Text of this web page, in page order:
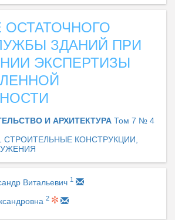
ОСТАТОЧНОГО
ЗДАНИЙ ПРИ
ЭКСПЕРТИЗЫ
И АРХИТЕКТУРА Том 7 № 4
СТРОИТЕЛЬНЫЕ КОНСТРУКЦИИ,
Витальевич 1
2